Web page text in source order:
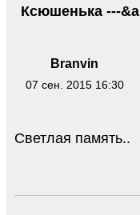
Branvin
07 сен. 2015 16:30
Ксюшенька ---
Светлая память..